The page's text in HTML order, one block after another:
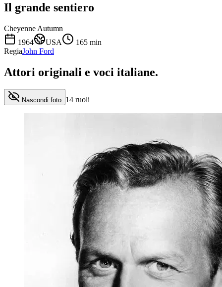
Il grande sentiero
Cheyenne Autumn
1964
USA 165 min
RegiaJohn Ford
Attori originali e voci italiane.
Nascondi foto 14 ruoli